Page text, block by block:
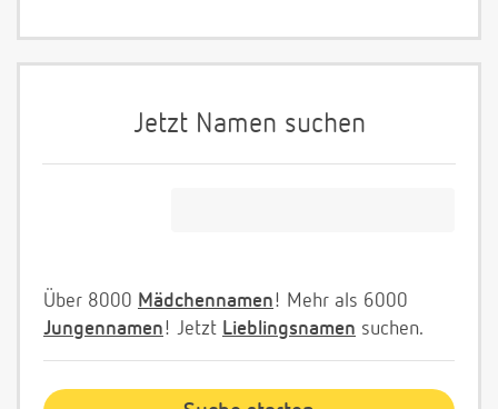
Jetzt Namen suchen
Über 8000 Mädchennamen! Mehr als 6000
Jungennamen! Jetzt Lieblingsnamen suchen.